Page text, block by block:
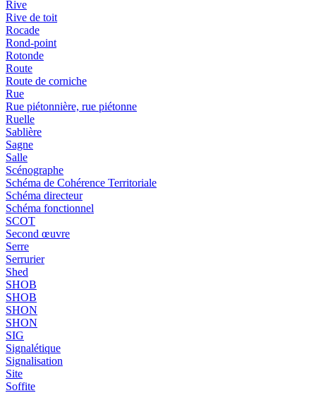
Rive
Rive de toit
Rocade
Rond-point
Rotonde
Route
Route de corniche
Rue
Rue piétonnière, rue piétonne
Ruelle
Sablière
Sagne
Salle
Scénographe
Schéma de Cohérence Territoriale
Schéma directeur
Schéma fonctionnel
SCOT
Second œuvre
Serre
Serrurier
Shed
SHOB
SHOB
SHON
SHON
SIG
Signalétique
Signalisation
Site
Soffite